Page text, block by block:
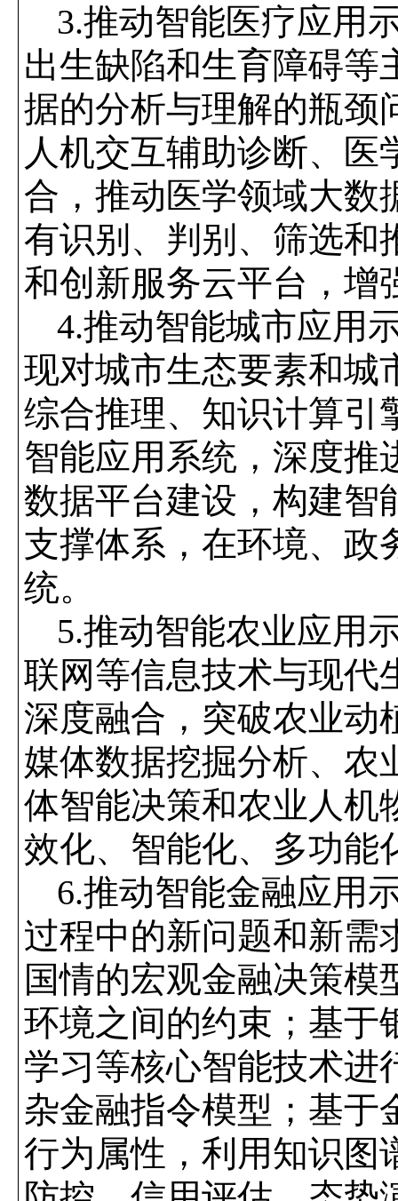
3.推动智能医疗应用
出生缺陷和生育障碍等
据的分析与理解的瓶颈
人机交互辅助诊断、
合，推动医学领域大数
有识别、判别、筛选和
和创新服务云平台，增
4.推动智能城市应用
现对城市生态要素和城
综合推理、知识计算引
智能应用系统，深度推
数据平台建设，构建智
支撑体系，在环境、政
统。
5.推动智能农业应用
联网等信息技术与现代
深度融合，突破农业动
媒体数据挖掘分析、农
体智能决策和农业人机
效化、智能化、多功能
6.推动智能金融应用
过程中的新问题和新需
国情的宏观金融决策
环境之间的约束；基于
学习等核心智能技术进
杂金融指令模型；基于
行为属性，利用知识图